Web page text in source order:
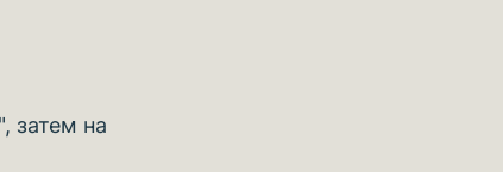
затем на